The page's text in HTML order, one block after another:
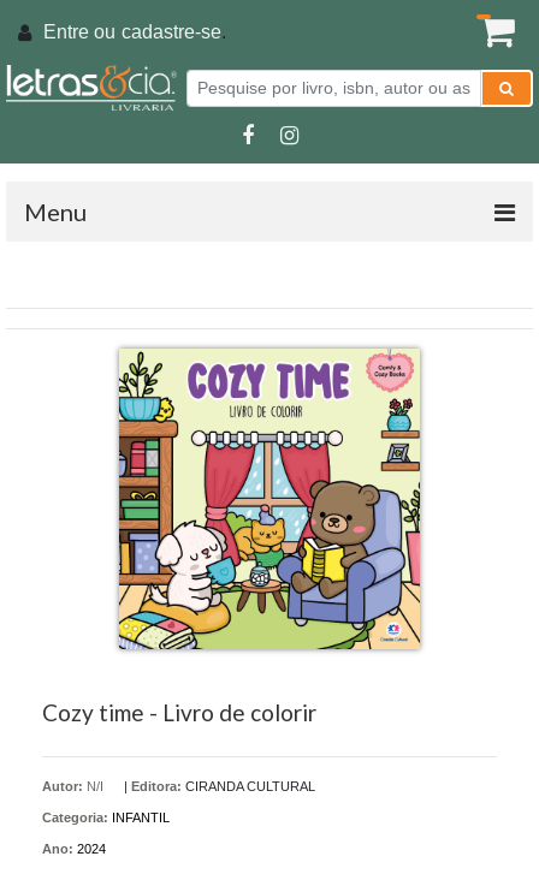
Entre ou cadastre-se.
Menu
Cozy time - Livro de colorir
Autor: N/I |Editora: CIRANDA CULTURAL
Categoria: INFANTIL
Ano: 2024